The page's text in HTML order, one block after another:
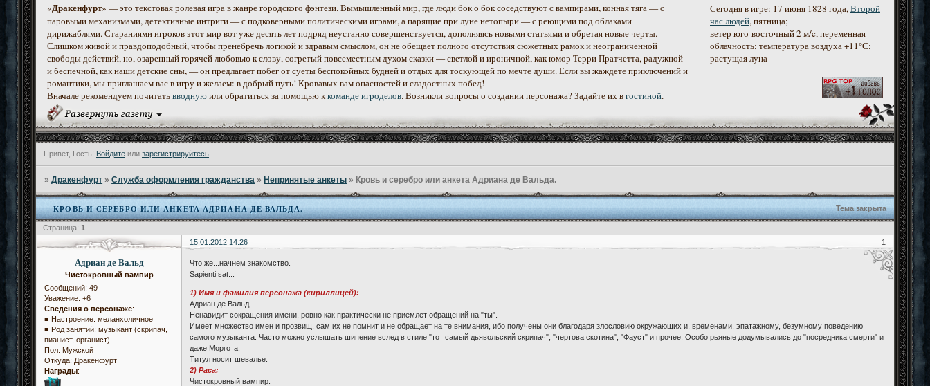
«Дракенфурт» — это текстовая ролевая игра в жанре городского фэнтези. Вымышленный мир, где люди бок о бок соседствуют с вампирами, конная тяга — с
паровыми механизмами, детективные интриги — с подковерными политическими играми, а парящие при луне нетопыри — с реющими под облаками
дирижаблями. Стараниями игроков этот мир вот уже десять лет подряд неустанно совершенствуется, дополняясь новыми статьями и обретая новые черты.
Слишком живой и правдоподобный, чтобы пренебречь логикой и здравым смыслом, он не обещает полного отсутствия сюжетных рамок и неограниченной
свободы действий, но, озаренный горячей любовью к слову, согретый повсеместным духом сказки — светлой и ироничной, как юмор Терри Пратчетта, радужной
и беспечной, как наши детские сны, — он предлагает побег от суеты беспокойных будней и отдых для тоскующей по мечте души. Если вы жаждете приключений и
романтики, мы приглашаем вас в игру и желаем: в добрый путь! Кровавых вам опасностей и сладостных побед!
Вначале рекомендуем почитатьвводнуюили обратиться за помощью ккоманде игроделов. Возникли вопросы о создании персонажа? Задайте их вгостиной.
Сегодня в игре: 17 июня 1828 года,Второй
час людей, пятница;
ветер юго-восточный 2 м/c, переменная
облачность; температура воздуха +11°С;
растущая луна
Привет, Гость! Войдите или зарегистрируйтесь
»Дракенфурт »Служба оформления гражданства » Непринятые анкеты » Кровь и серебро или анкета Адриана де Вальда.
КРОВЬ И СЕРЕБРО ИЛИ АНКЕТА АДРИАНА ДЕ ВАЛЬДА.
Страница: 1
Тема закрыта
1
15.01.2012 14:26
Адриан де Вальд
Чистокровный вампир
Сообщений: 49
Уважение: +6
Сведения о персонаже:
■ Настроение: меланхоличное
■ Род занятий: музыкант (скрипач,
пианист, органист)
Пол: Мужской
Откуда: Дракенфурт
Награды:
Что же...начнем знакомство.
Sapienti sat...
1) Имя и фамилия персонажа (кириллицей):
Адриан де Вальд
Ненавидит сокращения имени, ровно как практически не приемлет обращений на "ты".
Имеет множество имен и прозвищ, сам их не помнит и не обращает на те внимания, ибо получены они благодаря злословию окружающих и, временами, эпатажному, безумному поведению
самого музыканта. Часто можно услышать шипение вслед в стиле "тот самый дьявольский скрипач", "чертова скотина", "Фауст" и прочее. Особо рьяные додумывались до "посредника смерти" и
даже Моргота.
Титул носит шевалье.
2) Раса:
Чистокровный вампир.